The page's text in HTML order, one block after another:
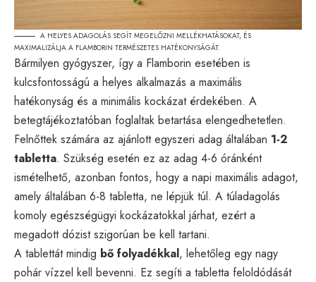
A HELYES ADAGOLÁS SEGÍT MEGELŐZNI MELLÉKHATÁSOKAT, ÉS
MAXIMALIZÁLJA A FLAMBORIN TERMÉSZETES HATÉKONYSÁGÁT.
Bármilyen gyógyszer, így a Flamborin esetében is
kulcsfontosságú a helyes alkalmazás a maximális
hatékonyság és a minimális kockázat érdekében. A
betegtájékoztatóban foglaltak betartása elengedhetetlen.
Felnőttek számára az ajánlott egyszeri adag általában 1-2
tabletta. Szükség esetén ez az adag 4-6 óránként
ismételhető, azonban fontos, hogy a napi maximális adagot,
amely általában 6-8 tabletta, ne lépjük túl. A túladagolás
komoly egészségügyi kockázatokkal járhat, ezért a
megadott dózist szigorúan be kell tartani.
A tablettát mindig bő folyadékkal, lehetőleg egy nagy
pohár vízzel kell bevenni. Ez segíti a tabletta feloldódását